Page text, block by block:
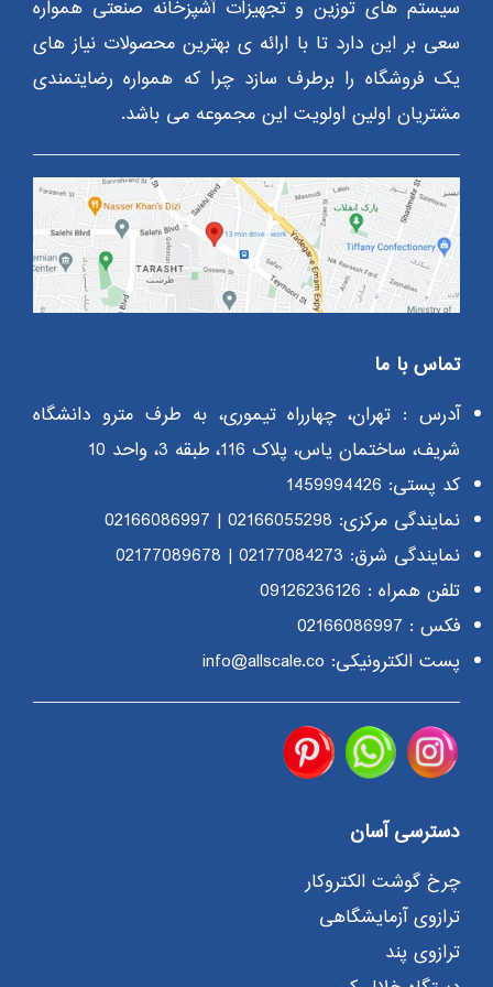
سیستم های توزین و تجهیزات آشپزخانه صنعتی همواره
سعی بر این دارد تا با ارائه ی بهترین محصولات نیاز های
یک فروشگاه را برطرف سازد چرا که همواره رضایتمندی
مشتریان اولین اولویت این مجموعه می باشد.
تماس با ما
آدرس : تهران، چهارراه تیموری، به طرف مترو دانشگاه
شریف، ساختمان یاس، پلاک 116، طبقه 3، واحد 10
کد پستی: 1459994426
نمایندگی مرکزی: 02166055298
|
02166086997
نمایندگی شرق: 02177084273
|
02177089678
تلفن همراه : 09126236126
فکس : 02166086997
پست الکترونیکی: info@allscale.co
دسترسی آسان
چرخ گوشت الکتروکار
ترازوی آزمایشگاهی
ترازوی پند